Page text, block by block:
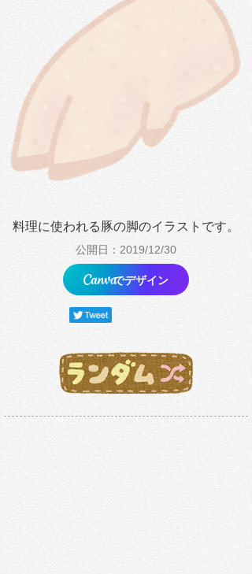
料理に使われる豚の脚のイラストです。
公開日：2019/12/30
でデザイン